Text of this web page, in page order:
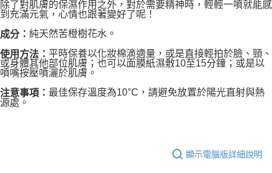
運送方式
全家取貨付款
每筆NT$80，滿NT$999(含以上)免運費
全家純取貨 (先付款
每筆NT$80，滿NT$999(含以上)免運費
7-11取貨付款
除了對肌膚的保濕作用之外，對於需要精神時，輕輕一噴就能感
到充滿元氣，心情也跟著變好了呢！
成分： 純天然苦橙樹花水。
使用方法： 平時保養以化妝棉滴適量，或是直接輕拍於臉、頸、
或身體其他部位肌膚；也可以面膜紙濕敷10至15分鐘；或是以
噴嘴按壓噴灑於肌膚。
注意事項： 最佳保存溫度為10°C，請避免放置於陽光直射與熱
源處。
顯示電腦版詳細說明